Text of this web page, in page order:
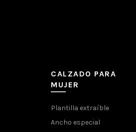
CALZADO PARA
MUJER
Plantilla extraíble
Ancho especial